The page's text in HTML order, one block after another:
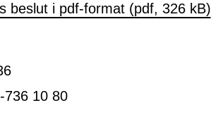
beslut i pdf-format (pdf, 326 kB)
736 10 80